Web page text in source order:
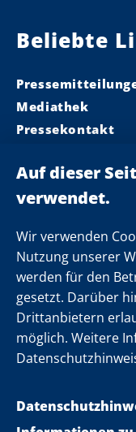
Wir verwenden
Nutzung unserer
werden für den
gesetzt. Darüber
Drittanbietern
möglich. Weitere
Beliebte
Mediathek
Pressekontakt
Landeskabinett
Einsamkeit
Folgen